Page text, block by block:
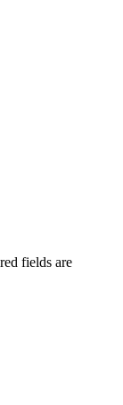
fields are